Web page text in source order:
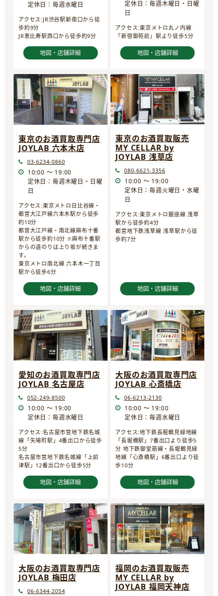
定休日：毎週水曜日
アクセス:JR渋谷駅新南口から徒
歩約9分
JR恵比寿駅西口から徒歩約9分
地図・店舗詳細
定休日：毎週木曜日・日曜
日
アクセス:東京メトロ丸ノ内線
「新宿御苑前」駅より徒歩5分
地図・店舗詳細
東京のお酒買取専門店
JOYLAB 六本木店
03-6234-0860
10:00 ～ 19:00
定休日：毎週木曜日・日曜
日
アクセス:東京メトロ日比谷線・
都営大江戸線六本木駅から徒歩
約10分
都営大江戸線・南北線麻布十番
駅から徒歩約10分 ※麻布十番駅
からの道のりは上り坂が続きま
す。
東京メトロ南北線 六本木一丁目
駅から徒歩6分
地図・店舗詳細
東京のお酒買取販売
MY CELLAR by
JOYLAB 浅草店
080-6621-3356
10:00 ～ 19:00
定休日：毎週火曜日・水曜
日
アクセス:東京メトロ銀座線 浅草
駅から徒歩約4分
都営地下鉄浅草線 浅草駅から徒
歩約7分
地図・店舗詳細
愛知のお酒買取専門店
JOYLAB 名古屋店
052-249-8500
10:00 ～ 19:00
定休日：毎週水曜日
アクセス:名古屋市営地下鉄名城
線「矢場町駅」4番出口から徒歩
5分
名古屋市営地下鉄名城線「上前
津駅」12番出口から徒歩5分
地図・店舗詳細
大阪のお酒買取専門店
JOYLAB 心斎橋店
06-6213-2130
10:00 ～ 19:00
定休日：毎週水曜日
アクセス:地下鉄長堀鶴見緑地線
「長堀橋駅」7番出口より徒歩5
分 地下鉄御堂筋線・長堀鶴見緑
地線「心斎橋駅」6番出口より徒
歩10分
地図・店舗詳細
大阪のお酒買取専門店
JOYLAB 梅田店
06-6344-2054
福岡のお酒買取販売
MY CELLAR by
JOYLAB 福岡天神店